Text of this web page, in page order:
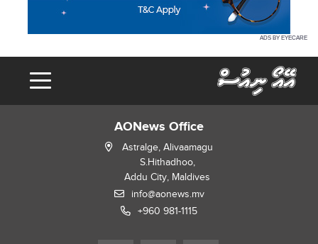
ADS BY EYECARE
AONews Office
Astralge, Alivaamagu
S.Hithadhoo,
Addu City, Maldives
info@aonews.mv
+960 981-1115